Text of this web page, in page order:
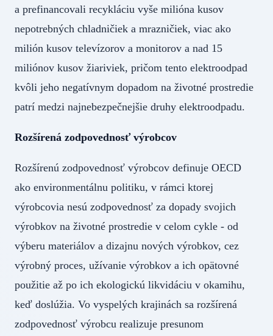
a prefinancovali recykláciu vyše milióna kusov
nepotrebných chladničiek a mrazničiek, viac ako
milión kusov televízorov a monitorov a nad 15
miliónov kusov žiariviek, pričom tento elektroodpad
kvôli jeho negatívnym dopadom na životné prostredie
patrí medzi najnebezpečnejšie druhy elektroodpadu.
Rozšírená zodpovednosť výrobcov
Rozšírenú zodpovednosť výrobcov definuje OECD
ako environmentálnu politiku, v rámci ktorej
výrobcovia nesú zodpovednosť za dopady svojich
výrobkov na životné prostredie v celom cykle - od
výberu materiálov a dizajnu nových výrobkov, cez
výrobný proces, užívanie výrobkov a ich opätovné
použitie až po ich ekologickú likvidáciu v okamihu,
keď doslúžia. Vo vyspelých krajinách sa rozšírená
zodpovednosť výrobcu realizuje presunom